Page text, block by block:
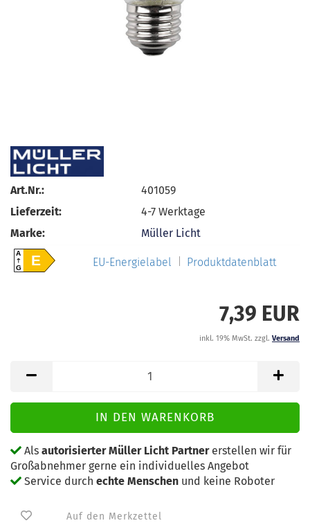
Art.Nr.:
401059
Lieferzeit:
4-7 Werktage
Marke:
Müller Licht
A
GE EU-Energielabel Produktdatenblatt
7,39 EUR
inkl. 19% MwSt. zzgl. Versand
Als autorisierter Müller Licht Partnererstellen wir für
Großabnehmer gerne ein individuelles Angebot
Service durch echte Menschen und keine Roboter
Auf den Merkzettel